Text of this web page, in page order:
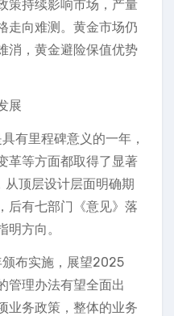
策持续影响市场，产量
走向难测。黄金市场仍
消，黄金避险保值优势
展
有里程碑意义的一年，
革等方面都取得了显著
从顶层设计层面明确期
后有七部门《意见》落
方向。
布实施，展望2025
管理办法有望全面出
业务政策，整体的业务